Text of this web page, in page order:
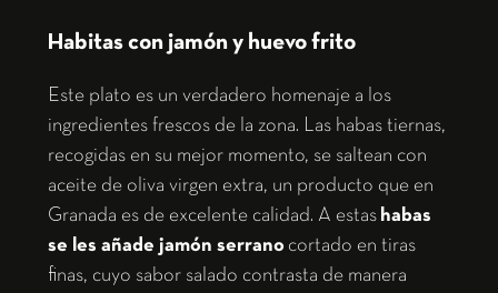
Habitas con jamón y huevo frito
Este plato es un verdadero homenaje a los
ingredientes frescos de la zona. Las habas tiernas,
recogidas en su mejor momento, se saltean con
aceite de oliva virgen extra, un producto que en
Granada es de excelente calidad. A estas habas
se les añade jamón serrano cortado en tiras
finas, cuyo sabor salado contrasta de manera